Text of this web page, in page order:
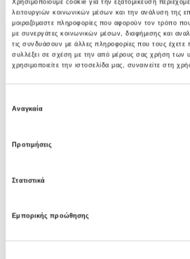
Χρησιμοποιούμε cookie για την εξατομίκευση
λειτουργιών κοινωνικών μέσων και την ανάλυση της
μοιραζόμαστε πληροφορίες που αφορούν τον τρόπο
με συνεργάτες κοινωνικών μέσων, διαφήμισης και
τις συνδυάσουν με άλλες πληροφορίες που τους έχετε
συλλέξει σε σχέση με την από μέρους σας χρήση των
χρησιμοποιείτε την ιστοσελίδα μας, συναινείτε στη
Αναγκαία
Προτιμήσεις
Στατιστικά
Εμπορικής προώθησης
γκάμα υπηρεσιών που
ολοκληρωμένων
Η πολυετής εμπειρία των
ERP αλλα και άψογη
εγγυάται στην επιχείρηση